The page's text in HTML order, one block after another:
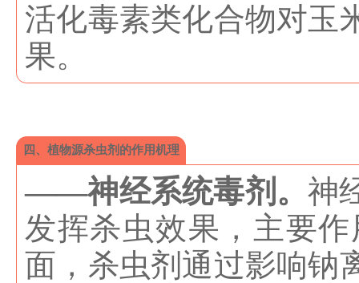
活化毒素类化合物对玉
果。
四、植物源杀虫剂的作用机理
——神经系统毒剂。神
发挥杀虫效果，主要
面，杀虫剂通过影响钠